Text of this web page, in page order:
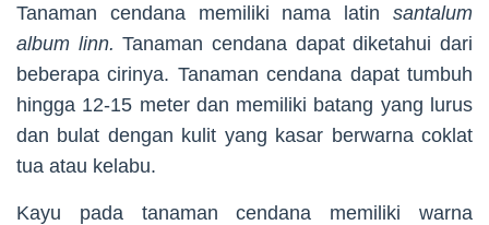
Tanaman cendana memiliki nama latin santalum
album linn.Tanaman cendana dapat diketahui dari
beberapa cirinya. Tanaman cendana dapat tumbuh
hingga 12-15 meter dan memiliki batang yang lurus
dan bulat dengan kulit yang kasar berwarna coklat
tua atau kelabu.
Kayu pada tanaman cendana memiliki warna